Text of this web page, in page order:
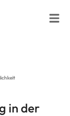
in der